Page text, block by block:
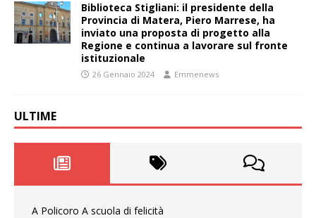
Biblioteca Stigliani: il presidente della
Provincia di Matera, Piero Marrese, ha
inviato una proposta di progetto alla
Regione e continua a lavorare sul fronte
istituzionale
26 Gennaio 2024 Emmenews
ULTIME
A Policoro A scuola di felicità